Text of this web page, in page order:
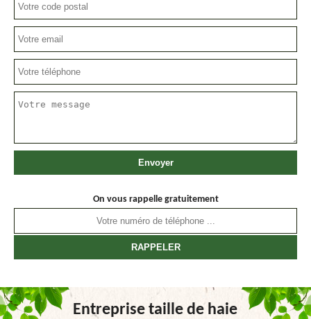
On vous rappelle gratuitement
Entreprise taille de haie